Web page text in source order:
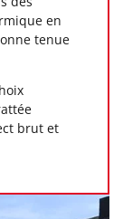
en
tenue
brut et